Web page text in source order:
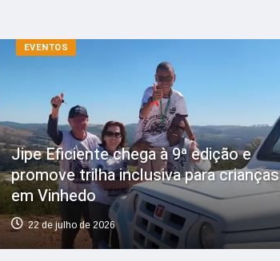
EVENTOS
Jipe Eficiente chega à 9ª edição e
promove trilha inclusiva para crianças
em Vinhedo
22 de julho de 2026